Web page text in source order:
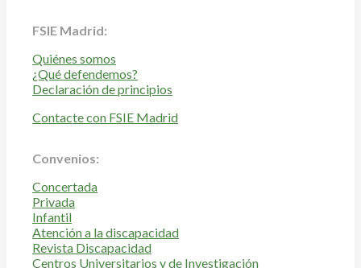
FSIE Madrid:
Quiénes somos
¿Qué defendemos?
Declaración de principios
Contacte con FSIE Madrid
Convenios:
Concertada
Privada
Infantil
Atención a la discapacidad
Revista Discapacidad
Centros Universitarios y de Investigación